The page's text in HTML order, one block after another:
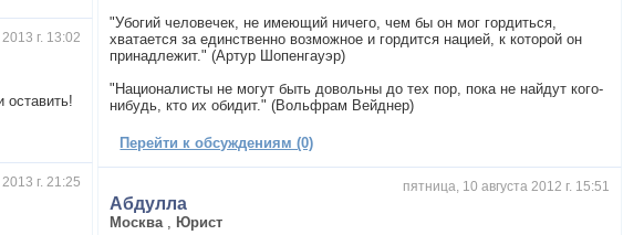
г. 13:02
оставить!
г. 21:25
"Убогий человечек, не имеющий ничего, чем бы он мог гордиться,
хватается за единственно возможное и гордится нацией, к которой он
принадлежит." (Артур Шопенгауэр)
"Националисты не могут быть довольны до тех пор, пока не найдут кого-
нибудь, кто их обидит." (Вольфрам Вейднер)
Перейти к обсуждениям (0)
пятница, 10 августа 2012 г. 15:51
Абдулла
Москва
Юрист